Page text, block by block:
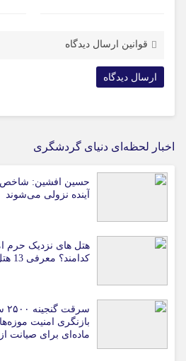
قوانین ارسال دیدگاه
اخبار لحظه‌ای دنیای گردشگری
حسین افشین:
آینده نزولی می‌شوند
هتل های نزدیک حرم
کدامند؟ معرفی 13 هتل زیر 1 میلیون تومان
ماده‌ای برای صیانت